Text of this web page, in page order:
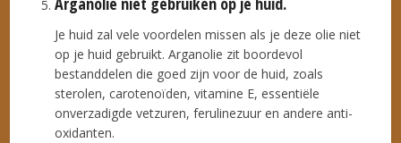
Je huid zal vele voordelen missen als je deze olie niet
op je huid gebruikt. Arganolie zit boordevol
bestanddelen die goed zijn voor de huid, zoals
sterolen, carotenoïden, vitamine E, essentiële
onverzadigde vetzuren, ferulinezuur en andere anti-
oxidanten.